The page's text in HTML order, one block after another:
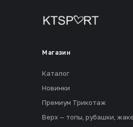
Магазин
Каталог
Новинки
Премиум Трикотаж
Верх — топы, рубашки,